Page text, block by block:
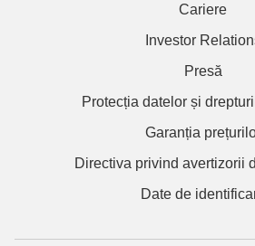
Cariere
Investor
Presă
Protecția datelor și
Garanția
Directiva privind avertizorii
Date de